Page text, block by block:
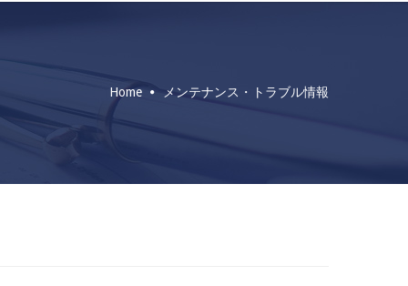
Home メンテナンス・トラブル情報